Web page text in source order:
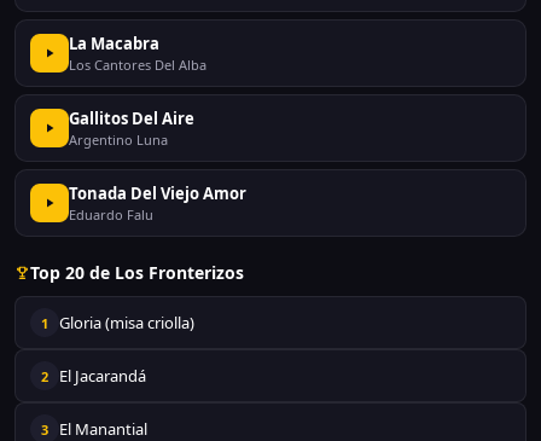
La Macabra
Los Cantores Del Alba
Gallitos Del Aire
Argentino Luna
Tonada Del Viejo Amor
Eduardo Falu
Top 20 de Los Fronterizos
1 Gloria (misa criolla)
2 El Jacarandá
3 El Manantial